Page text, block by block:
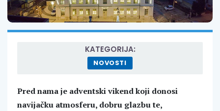
KATEGORIJA:
NOVOSTI
Pred nama je adventski vikend koji donosi
navijačku atmosferu, dobru glazbu te,